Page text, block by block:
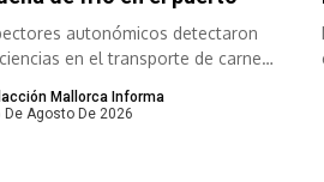
autonómicos detectaron
en el transporte de carne
Mallorca Informa
De Agosto De 2026